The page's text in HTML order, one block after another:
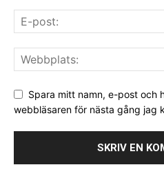
Spara mitt namn, e-post och
webbläsaren för nästa gång jag